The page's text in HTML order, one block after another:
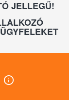
JELLEGŰ!